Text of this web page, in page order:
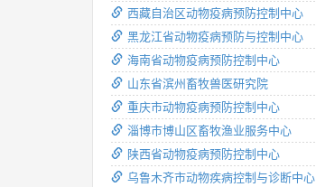
西藏自治区动物疫病预防控制中心
黑龙江省动物疫病预防与控制中心
海南省动物疫病预防控制中心
山东省滨州畜牧兽医研究院
重庆市动物疫病预防控制中心
淄博市博山区畜牧渔业服务中心
陕西省动物疫病预防控制中心
乌鲁木齐市动物疾病控制与诊断中心